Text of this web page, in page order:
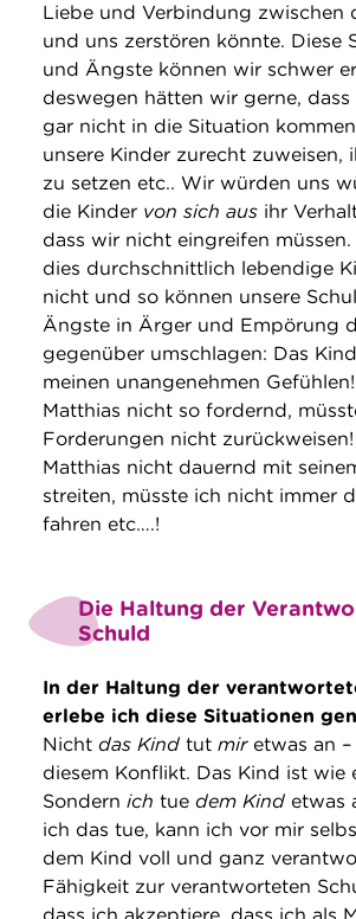
Liebe und Verbindung zwischen
und uns zerstören könnte. Diese
und Ängste können wir schwer
deswegen hätten wir gerne, dass
gar nicht in die Situation
unsere Kinder zurecht zuweisen,
zu setzen etc.. Wir würden uns
die Kinder von sich aus ihr
dass wir nicht eingreifen
dies durchschnittlich lebendige
nicht und so können unsere
Ängste in Ärger und Empörung
gegenüber umschlagen: Das
meinen unangenehmen
Matthias nicht so fordernd,
Forderungen nicht
Matthias nicht dauernd mit
streiten, müsste ich nicht immer
fahren etc….!
Die Haltung der
Schuld
In der Haltung der
erlebe ich diese Situationen
Nicht das Kind tut miretwas an
diesem Konflikt. Das Kind ist wie
Sondern ich tue dem Kind etwas
ich das tue, kann ich vor mir
dem Kind voll und ganz
Fähigkeit zur verantworteten